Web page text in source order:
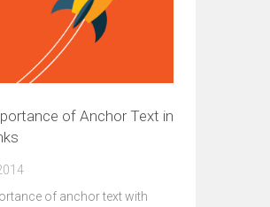
of Anchor Text in
of anchor text with